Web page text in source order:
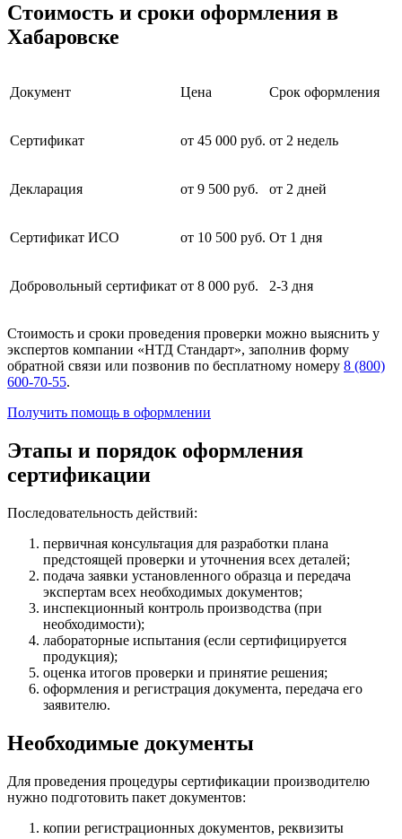
Стоимость и сроки оформления в
Хабаровске
Документ Цена Срок оформления
Сертификат от 45 000 руб. от 2 недель
Декларация от 9 500 руб. от 2 дней
Сертификат ИСО от 10 500 руб. От 1 дня
Добровольный сертификат от 8 000 руб. 2-3 дня
Стоимость и сроки проведения проверки можно выяснить у
экспертов компании «НТД Стандарт», заполнив форму
обратной связи или позвонив по бесплатному номеру 8 (800)
600-70-55.
Получить помощь в оформлении
Этапы и порядок оформления
сертификации
Последовательность действий:
первичная консультация для разработки плана
предстоящей проверки и уточнения всех деталей;
подача заявки установленного образца и передача
экспертам всех необходимых документов;
инспекционный контроль производства (при
необходимости);
лабораторные испытания (если сертифицируется
продукция);
оценка итогов проверки и принятие решения;
оформления и регистрация документа, передача его
заявителю.
Необходимые документы
Для проведения процедуры сертификации производителю
нужно подготовить пакет документов:
копии регистрационных документов, реквизиты